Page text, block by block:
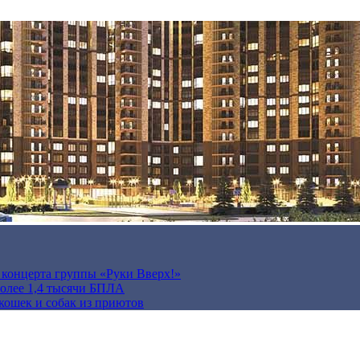
группы «Руки Вверх!»
1,4 тысячи БПЛА
и собак из приютов